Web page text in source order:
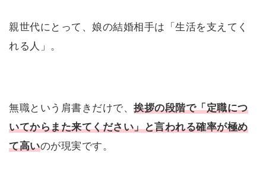
親世代にとって、娘の結婚相手は「生活を支えてく
れる人」。
無職という肩書きだけで、挨拶の段階で「定職につ
いてからまた来てください」と言われる確率が極め
て高いのが現実です。